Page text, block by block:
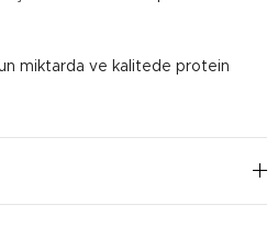
miktarda ve kalitede protein
biberonu, biberon başlığını ve
kadar kaynamış suyun